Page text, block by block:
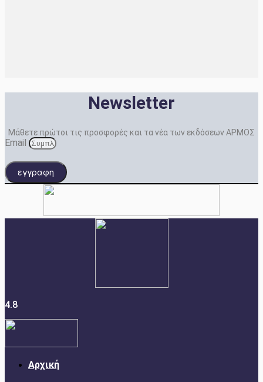
Newsletter
Μάθετε πρώτοι τις προσφορές και τα νέα των εκδόσεων ΑΡΜΟΣ
Email
εγγραφη
4.8
Αρχική